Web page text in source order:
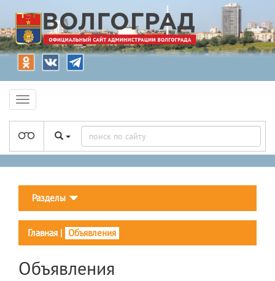
Разделы
Главная | Объявления
Объявления